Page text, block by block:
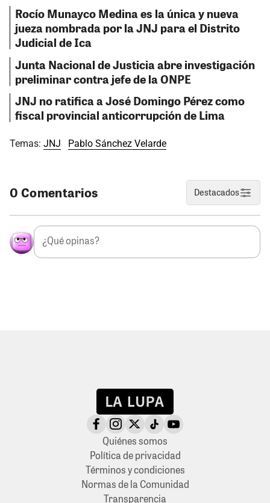
Rocío Munayco Medina es la única y nueva
jueza nombrada por la JNJ para el Distrito
Judicial de Ica
Junta Nacional de Justicia abre investigación
preliminar contra jefe de la ONPE
JNJ no ratifica a José Domingo Pérez como
fiscal provincial anticorrupción de Lima
Temas: JNJ Pablo Sánchez Velarde
0 Comentarios Destacados
Quiénes somos
Política de privacidad
Términos y condiciones
Normas de la Comunidad
Transparencia